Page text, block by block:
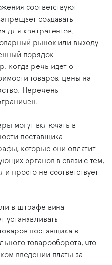
соответствуют
создавать
для контрагентов,
рынок или выходу
порядок
когда речь идет о
товаров, цены на
Перечень
могут включать в
поставщика
которые они оплатит
органов в связи с тем,
просто не соответствует
ли в штрафе вина
устанавливать
поставщика в
товарооборота, что
введении платы за